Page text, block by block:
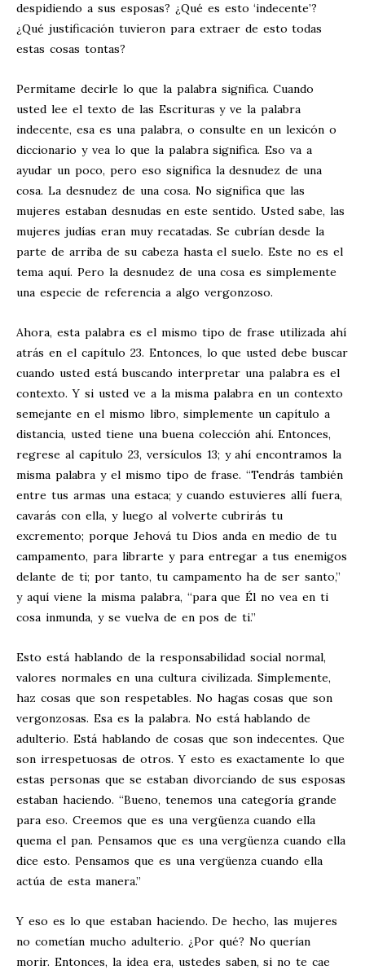
despidiendo a sus esposas? ¿Qué es esto ‘indecente’?
¿Qué justificación tuvieron para extraer de esto todas
estas cosas tontas?
Permítame decirle lo que la palabra significa. Cuando
usted lee el texto de las Escrituras y ve la palabra
indecente, esa es una palabra, o consulte en un lexicón o
diccionario y vea lo que la palabra significa. Eso va a
ayudar un poco, pero eso significa la desnudez de una
cosa. La desnudez de una cosa. No significa que las
mujeres estaban desnudas en este sentido. Usted sabe, las
mujeres judías eran muy recatadas. Se cubrían desde la
parte de arriba de su cabeza hasta el suelo. Este no es el
tema aquí. Pero la desnudez de una cosa es simplemente
una especie de referencia a algo vergonzoso.
Ahora, esta palabra es el mismo tipo de frase utilizada ahí
atrás en el capítulo 23. Entonces, lo que usted debe buscar
cuando usted está buscando interpretar una palabra es el
contexto. Y si usted ve a la misma palabra en un contexto
semejante en el mismo libro, simplemente un capítulo a
distancia, usted tiene una buena colección ahí. Entonces,
regrese al capítulo 23, versículos 13; y ahí encontramos la
misma palabra y el mismo tipo de frase. “Tendrás también
entre tus armas una estaca; y cuando estuvieres allí fuera,
cavarás con ella, y luego al volverte cubrirás tu
excremento; porque Jehová tu Dios anda en medio de tu
campamento, para librarte y para entregar a tus enemigos
delante de ti; por tanto, tu campamento ha de ser santo,”
y aquí viene la misma palabra, “para que Él no vea en ti
cosa inmunda, y se vuelva de en pos de ti.”
Esto está hablando de la responsabilidad social normal,
valores normales en una cultura civilizada. Simplemente,
haz cosas que son respetables. No hagas cosas que son
vergonzosas. Esa es la palabra. No está hablando de
adulterio. Está hablando de cosas que son indecentes. Que
son irrespetuosas de otros. Y esto es exactamente lo que
estas personas que se estaban divorciando de sus esposas
estaban haciendo. “Bueno, tenemos una categoría grande
para eso. Creemos que es una vergüenza cuando ella
quema el pan. Pensamos que es una vergüenza cuando ella
dice esto. Pensamos que es una vergüenza cuando ella
actúa de esta manera.”
Y eso es lo que estaban haciendo. De hecho, las mujeres
no cometían mucho adulterio. ¿Por qué? No querían
morir. Entonces, la idea era, ustedes saben, si no te cae